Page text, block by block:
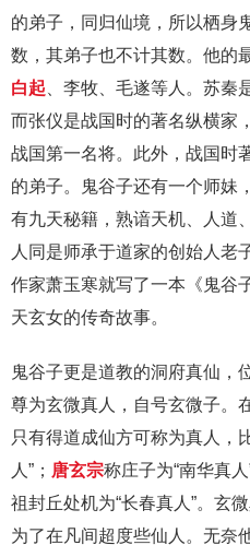
的弟子，同归仙境，所以栖身
数，其弟子也不计其数。他的
白起 、李牧、毛遂等人。苏秦
而张仪是战国时的著名纵横家
战国第一名将。此外，战国时
的弟子。鬼谷子还有一个师妹
有九天秘籍，熟谙天机、人道
人同是师承于道家的创始人老
作家萧玉寒就写了一本《鬼谷
天玄女的传奇故事。
鬼谷子更是道教的洞府真仙，
尊为玄微真人，自号玄微子。
只有得道成仙方可称为真人，
人”； 唐玄宗称庄子为“南华真
祖封丘处机为“长春真人”。玄
为了在凡间超度些仙人。无奈